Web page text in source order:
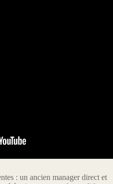
: un ancien manager direct et